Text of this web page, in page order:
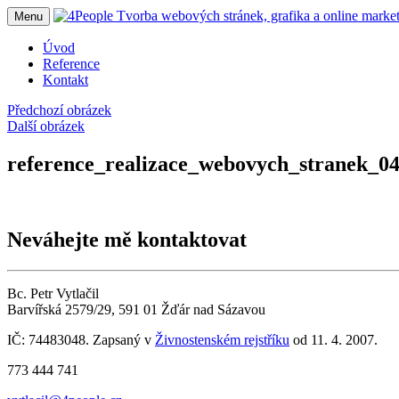
Menu
Úvod
Reference
Kontakt
Předchozí obrázek
Další obrázek
reference_realizace_webovych_stranek_04
Neváhejte mě kontaktovat
Bc. Petr Vytlačil
Barvířská 2579/29, 591 01 Žďár nad Sázavou
IČ: 74483048. Zapsaný v Živnostenském rejstříku od 11. 4. 2007.
773 444 741